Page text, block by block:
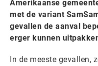
Amerikaanse
met de variant
gevallen de aanval
erger kunnen
In de meeste gevallen,